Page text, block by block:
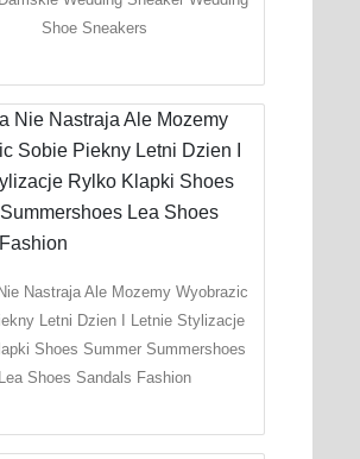
Shoe Sneakers
Nastraja Ale Mozemy Wyobrazic
Letni Dzien I Letnie Stylizacje
Shoes Summer Summershoes
Lea Shoes Sandals Fashion